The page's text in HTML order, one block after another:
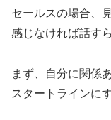
セールスの場合、
感じなければ話す
まず、自分に関係
スタートラインに